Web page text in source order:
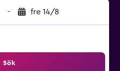
- fre 14/8
Sök